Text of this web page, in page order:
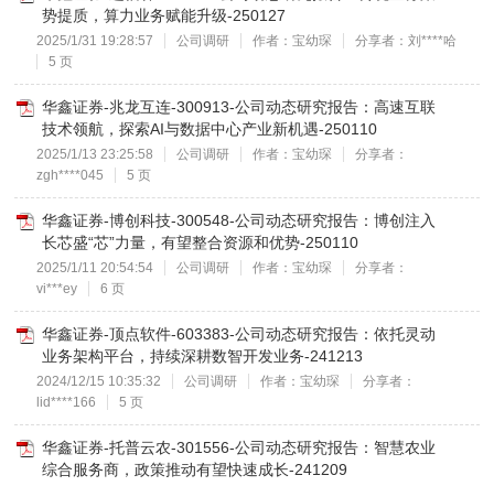
势提质，算力业务赋能升级-250127
2025/1/31 19:28:57 公司调研 作者：宝幼琛
分享者：刘****哈
5 页
华鑫证券-兆龙互连-300913-公司动态研究报告：高速互联
技术领航，探索AI与数据中心产业新机遇-250110
2025/1/13 23:25:58 公司调研 作者：宝幼琛
分享者：
zgh****045
5 页
华鑫证券-博创科技-300548-公司动态研究报告：博创注入
长芯盛“芯”力量，有望整合资源和优势-250110
2025/1/11 20:54:54 公司调研 作者：宝幼琛
分享者：
vi***ey
6 页
华鑫证券-顶点软件-603383-公司动态研究报告：依托灵动
业务架构平台，持续深耕数智开发业务-241213
2024/12/15 10:35:32 公司调研 作者：宝幼琛
分享者：
lid****166
5 页
华鑫证券-托普云农-301556-公司动态研究报告：智慧农业
综合服务商，政策推动有望快速成长-241209